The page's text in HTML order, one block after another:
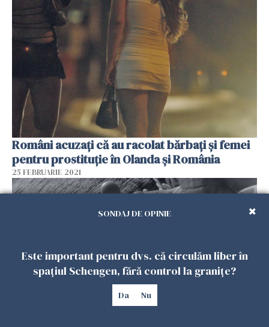
Români acuzaţi că au racolat bărbaţi şi femei
pentru prostituţie în Olanda şi România
25 FEBRUARIE 2021
SONDAJ DE OPINIE
Este important pentru dvs. că circulăm liber în
spațiul Schengen, fără control la granițe?
Da Nu